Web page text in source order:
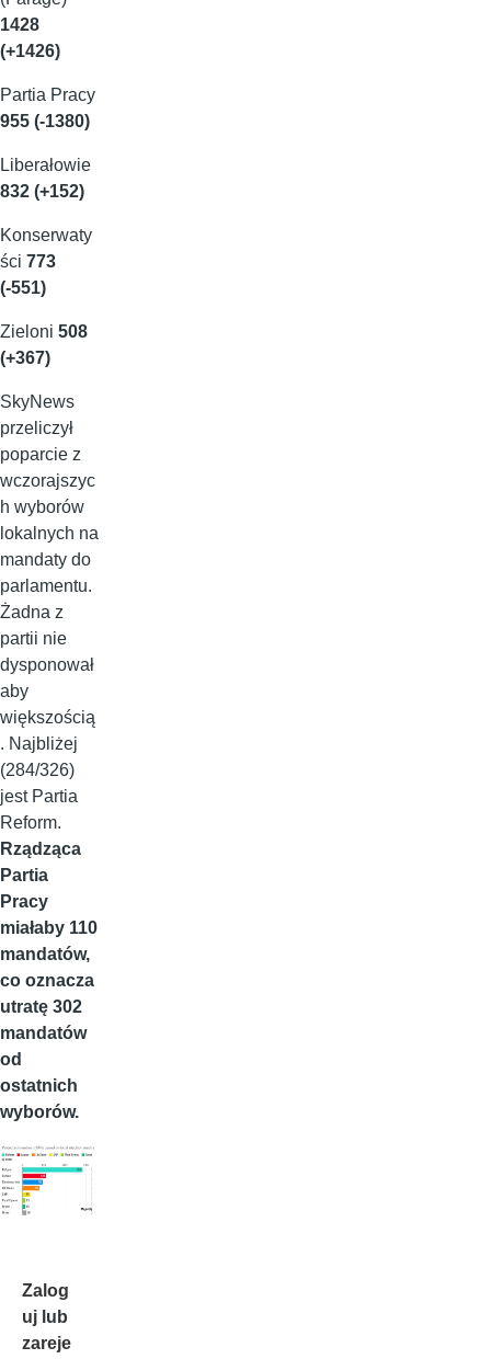
1428
(+1426)
Partia Pracy
955 (-1380)
Liberałowie
832 (+152)
Konserwaty
ści 773
(-551)
Zieloni 508
(+367)
SkyNews
przeliczył
poparcie z
wczorajszyc
h wyborów
lokalnych na
mandaty do
parlamentu.
Żadna z
partii nie
dysponował
aby
większością
. Najbliżej
(284/326)
jest Partia
Reform.
Rządząca
Partia
Pracy
miałaby 110
mandatów,
co oznacza
utratę 302
mandatów
od
ostatnich
wyborów.
Zalog
uj lub
zareje